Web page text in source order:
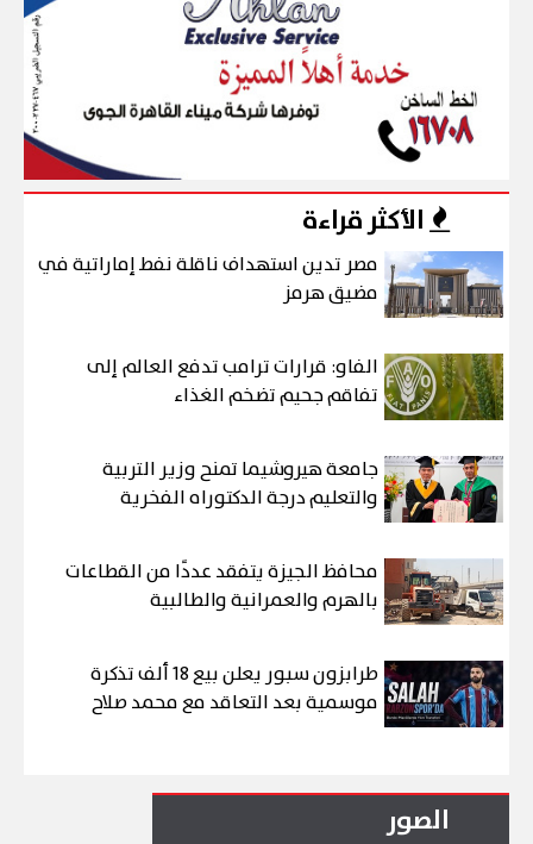
الأكثر قراءة
مصر تدين استهداف ناقلة نفط إماراتية في
مضيق هرمز
الفاو: قرارات ترامب تدفع العالم إلى
تفاقم جحيم تضخم الغذاء
جامعة هيروشيما تمنح وزير التربية
والتعليم درجة الدكتوراه الفخرية
محافظ الجيزة يتفقد عددًا من القطاعات
بالهرم والعمرانية والطالبية
طرابزون سبور يعلن بيع 18 ألف تذكرة
موسمية بعد التعاقد مع محمد صلاح
الصور